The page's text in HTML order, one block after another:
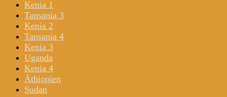
Kenia 1
Tansania 3
Kenia 2
Tansania 4
Kenia 3
Uganda
Kenia 4
Äthiopien
Sudan